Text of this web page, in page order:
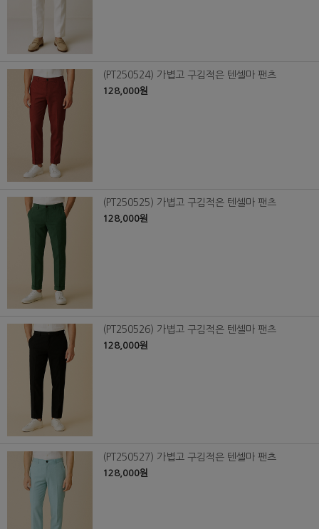
(PT250524) 가볍고 구김적은 텐셀마 팬츠
128,000원
(PT250525) 가볍고 구김적은 텐셀마 팬츠
128,000원
(PT250526) 가볍고 구김적은 텐셀마 팬츠
128,000원
(PT250527) 가볍고 구김적은 텐셀마 팬츠
128,000원